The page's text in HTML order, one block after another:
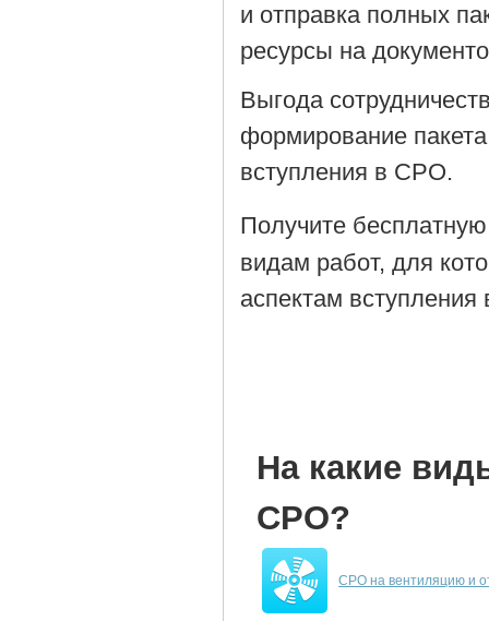
и отправка полных
ресурсы на
Выгода
формирование
вступления в СРО.
Получите
видам работ, для
аспектам
На какие
СРО?
СРО на вентиляцию и